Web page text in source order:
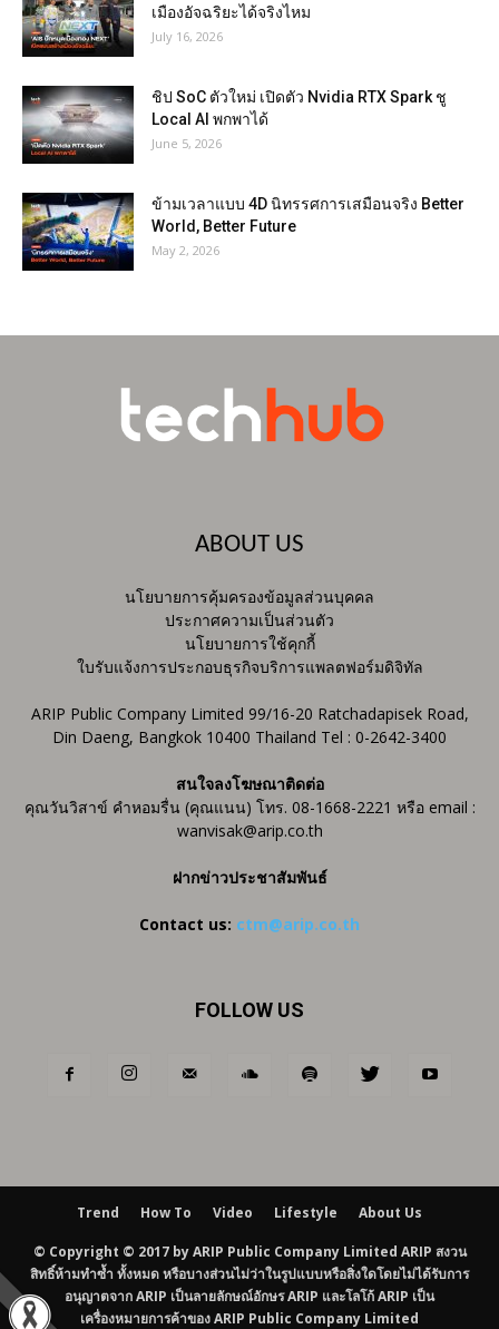
เมืองอัจฉริยะได้จริงไหม
July 16, 2026
ชิป SoC ตัวใหม่ เปิดตัว Nvidia RTX Spark ชู
Local AI พกพาได้
June 5, 2026
ข้ามเวลาแบบ 4D นิทรรศการเสมือนจริง Better
World, Better Future
May 2, 2026
ABOUT US
นโยบายการคุ้มครองข้อมูลส่วนบุคคล
ประกาศความเป็นส่วนตัว
นโยบายการใช้คุกกี้
ใบรับแจ้งการประกอบธุรกิจบริการแพลตฟอร์มดิจิทัล
ARIP Public Company Limited 99/16-20 Ratchadapisek Road,
Din Daeng, Bangkok 10400 Thailand Tel : 0-2642-3400
สนใจลงโฆษณาติดต่อ
คุณวันวิสาข์ คำหอมรื่น (คุณแนน) โทร. 08-1668-2221 หรือ email :
wanvisak@arip.co.th
ฝากข่าวประชาสัมพันธ์
Contact us: ctm@arip.co.th
FOLLOW US
Trend How To Video Lifestyle About Us
© Copyright © 2017 by ARIP Public Company Limited ARIP สงวน
สิทธิ์ห้ามทำซ้ำ ทั้งหมด หรือบางส่วนไม่ว่าในรูปแบบหรือสิ่งใดโดยไม่ได้รับการ
อนุญาตจาก ARIP เป็นลายลักษณ์อักษร ARIP และโลโก้ ARIP เป็น
เครื่องหมายการค้าของ ARIP Public Company Limited